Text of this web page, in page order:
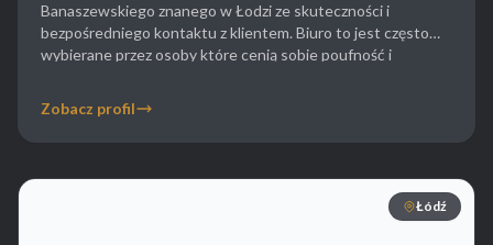
Banaszewskiego znanego w Łodzi ze skuteczności i
bezpośredniego kontaktu z klientem. Biuro to jest często
wybierane przez osoby które cenią sobie poufność i
ojcostwa oraz weryfikacji sposobu sprawowania opieki nad
dziećmi przez byłych małżonków. Jacek Banaszewski zajmuje
Zobacz profil
Łódź